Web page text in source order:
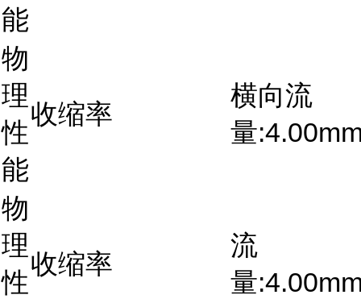
能
物
理
性
能
收缩率
横向流
量
物
理
性
收缩率
流
量